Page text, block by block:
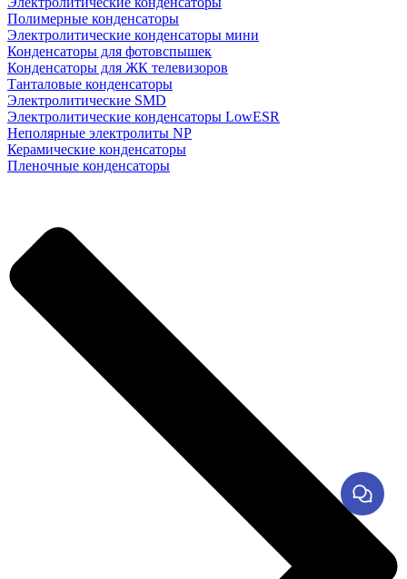
Полимерные конденсаторы
Электролитические конденсаторы мини
Конденсаторы для фотовспышек
Конденсаторы для ЖК телевизоров
Танталовые конденсаторы
Электролитические SMD
Электролитические конденсаторы LowESR
Неполярные электролиты NP
Керамические конденсаторы
Пленочные конденсаторы